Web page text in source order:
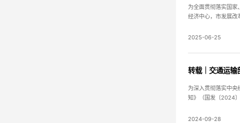
为全面贯彻落实国
经济中心，市发展改
2025-06-25
转载｜交通运输
为深入贯彻落实中
知》（国发〔2024
2024-09-28